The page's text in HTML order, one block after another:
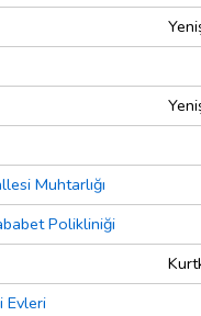
Muhtarlığı
Polikliniği
Evleri